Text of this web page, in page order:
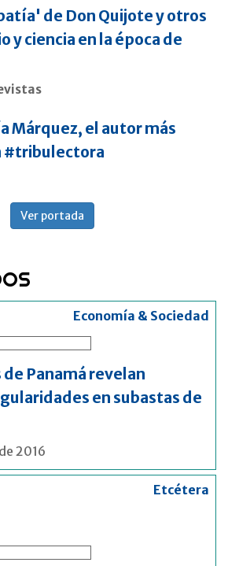
de Don Quijote y otros
y ciencia en la época de
Márquez, el autor más
#tribulectora
Ver portada
Economía & Sociedad
de Panamá revelan
en subastas de
2016
Etcétera